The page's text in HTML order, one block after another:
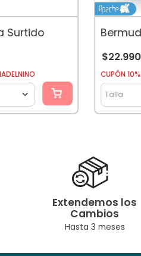
Surtido
$22.990
CUPÓN
Talla
Extendemos los
Cambios
Hasta 3 meses